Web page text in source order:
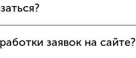
заявок на сайте?